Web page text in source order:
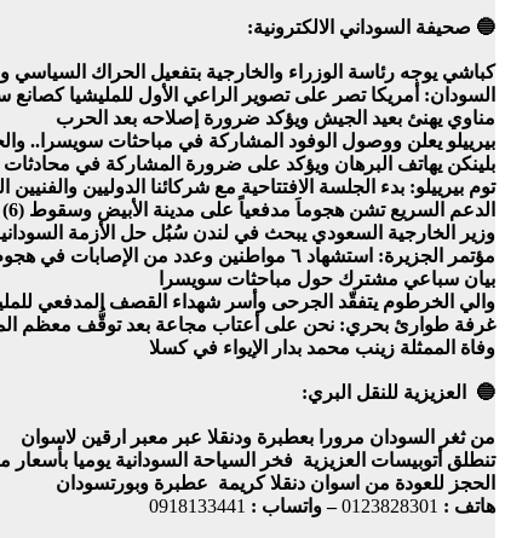
🔵 صحيفة السوداني الالكترونية:
كباشي يوجه رئاسة الوزراء والخارجية بتفعيل الحراك السياسي
السودان: أمريكا تصر على تصوير الراعي الأول للمليشيا كصانع
مناوي يهنئ بعيد الجيش ويؤكد ضرورة إصلاحه بعد الحرب
بيرييلو يعلن ووصول الوفود المشاركة في مباحثات سويسرا..
بلينكن يهاتف البرهان ويؤكد على ضرورة المشاركة في محادثات
توم بيرييلو: بدء الجلسة الافتتاحية مع شركائنا الدوليين
الدعم السريع تشن هجوماَ مدفعياً على مدينة الأبيض وسقوط (6) ضحايا وإصابة (49) من الأبرياء
وزير الخارجية السعودي يبحث في لندن سُبُل حل الأزمة
مؤتمر الجزيرة: استشهاد ٦ مواطنين وعدد من الإصابات في هجوم لمليشيا الدعم السريع على قرية طيبة النور
بيان سباعي مشترك حول مباحثات سويسرا
والي الخرطوم يتفقّد الجرحى وأسر شهداء القصف المدفعي
غرفة طوارئ بحري: نحن على أعتاب مجاعة بعد توقُّف معظم
وفاة الممثلة زينب محمد بدار الإيواء في كسلا
🔵 العزيزية للنقل البري:
من ثغر السودان مرورا بعطبرة ودنقلا عبر معبر ارقين لاسوان
تنطلق أتوبيسات العزيزية فخر السياحة السودانية يوميا
الحجز للعودة من اسوان دنقلا كريمة عطبرة وبورتسودان
هاتف : 0123828301– واتساب : 0918133441